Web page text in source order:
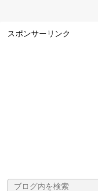
スポンサーリンク